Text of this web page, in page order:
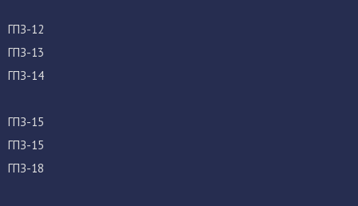
ГПЗ-12
ГПЗ-13
ГПЗ-14
ГПЗ-15
ГПЗ-15
ГПЗ-18